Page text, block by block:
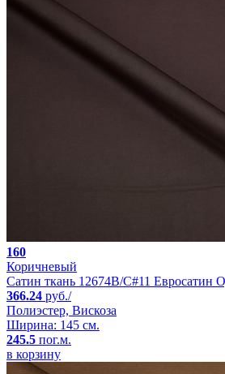
160
Коричневый
Сатин ткань 12674B/C#11 Евросатин
366.24 руб./
Полиэстер, Вискоза
Ширина: 145 см.
245.5 пог.м.
в корзину